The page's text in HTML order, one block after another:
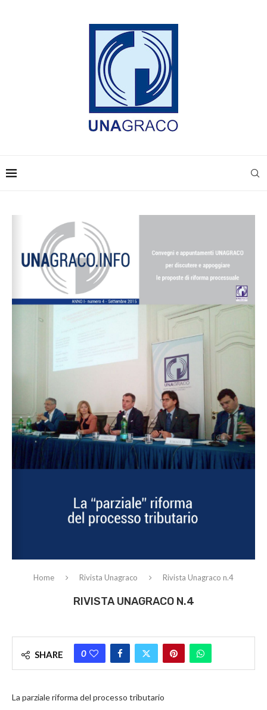
Home Rivista Unagraco Rivista Unagraco n.4
RIVISTA UNAGRACO N.4
SHARE 0
La parziale riforma del processo tributario